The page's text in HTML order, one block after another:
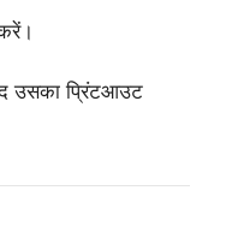
उसका प्रिंटआउट